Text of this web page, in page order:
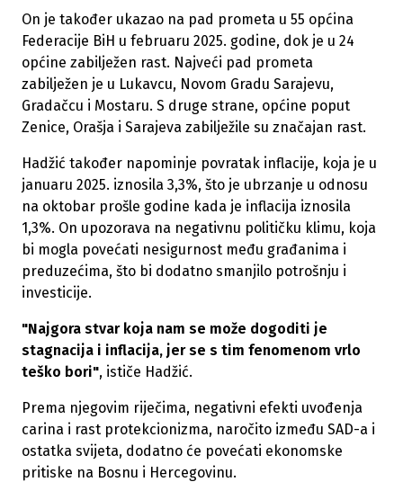
On je također ukazao na pad prometa u 55 općina
Federacije BiH u februaru 2025. godine, dok je u 24
općine zabilježen rast. Najveći pad prometa
zabilježen je u Lukavcu, Novom Gradu Sarajevu,
Gradačcu i Mostaru. S druge strane, općine poput
Zenice, Orašja i Sarajeva zabilježile su značajan rast.
Hadžić također napominje povratak inflacije, koja je u
januaru 2025. iznosila 3,3%, što je ubrzanje u odnosu
na oktobar prošle godine kada je inflacija iznosila
1,3%. On upozorava na negativnu političku klimu, koja
bi mogla povećati nesigurnost među građanima i
preduzećima, što bi dodatno smanjilo potrošnju i
investicije.
"Najgora stvar koja nam se može dogoditi je
stagnacija i inflacija, jer se s tim fenomenom vrlo
teško bori", ističe Hadžić.
Prema njegovim riječima, negativni efekti uvođenja
carina i rast protekcionizma, naročito između SAD-a i
ostatka svijeta, dodatno će povećati ekonomske
pritiske na Bosnu i Hercegovinu.